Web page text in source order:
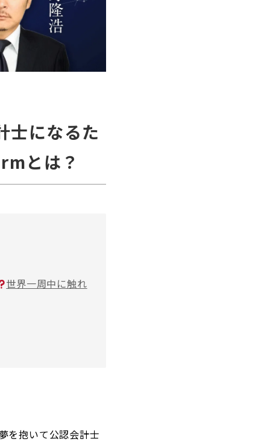
になるた
とは？
世界一周中に触れ
を抱いて公認会計士